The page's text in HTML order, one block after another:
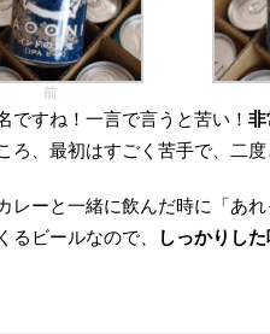
前
ですね！一言で言うと苦い！ 非
ろ、最初はすごく苦手で、二
レーと一緒に飲んだ時に「あ
るビールなので、
しっかりし